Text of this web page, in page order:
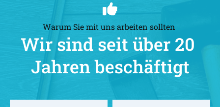
Warum Sie mit uns arbeiten sollten
Wir sind seit über 20
Jahren beschäftigt